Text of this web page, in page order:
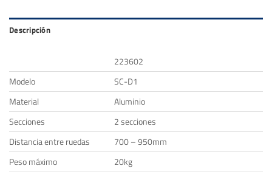
Descripción
223602
Modelo
SC-D1
Material
Aluminio
Secciones
2 secciones
Distancia entre ruedas
700 – 950mm
Peso máximo
20kg